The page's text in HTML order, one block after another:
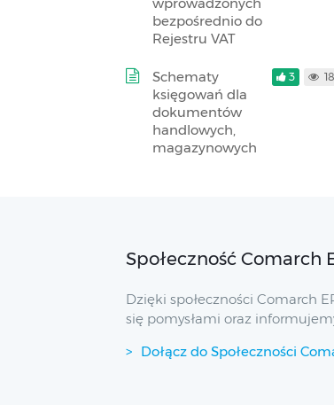
bezpośrednio do
Rejestru VAT
Schematy
księgowań dla
dokumentów
handlowych,
magazynowych
3
Społeczność Comarch
Dzięki społeczności Comarch
się pomysłami oraz
Dołącz do Społeczności